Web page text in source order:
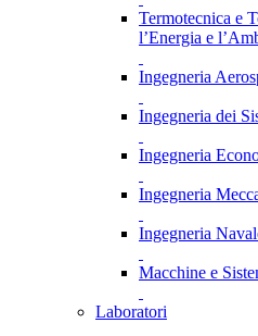
Termotecnica e
l’Energia e
Ingegneria
Ingegneria dei
Ingegneria
Ingegneria
Ingegneria
Macchine e
Laboratori